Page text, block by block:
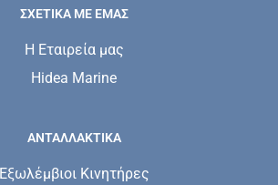
ΣΧΕΤΙΚΆ ΜΕ ΕΜΆΣ
Η Εταιρεία μας
Hidea Marine
ΑΝΤΑΛΛΑΚΤΙΚΑ
Εξωλέμβιοι Κινητήρες